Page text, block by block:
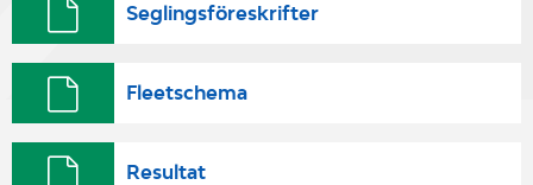
Seglingsföreskrifter
Fleetschema
Resultat